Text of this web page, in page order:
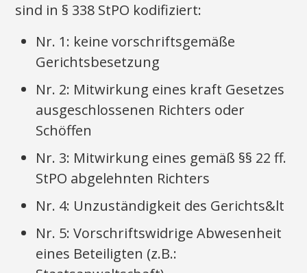
sind in § 338 StPO kodifiziert:
Nr. 1: keine vorschriftsgemäße
Gerichtsbesetzung
Nr. 2: Mitwirkung eines kraft Gesetzes
ausgeschlossenen Richters oder
Schöffen
Nr. 3: Mitwirkung eines gemäß §§ 22 ff.
StPO abgelehnten Richters
Nr. 4: Unzuständigkeit des Gerichts&lt
Nr. 5: Vorschriftswidrige Abwesenheit
eines Beteiligten (z.B.: